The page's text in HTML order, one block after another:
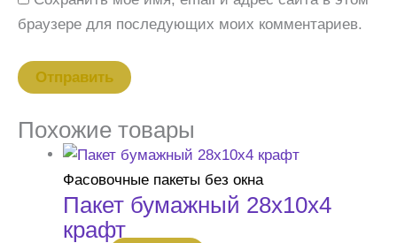
браузере для последующих моих комментариев.
Похожие товары
Фасовочные пакеты без окна
Пакет бумажный 28х10х4
крафт